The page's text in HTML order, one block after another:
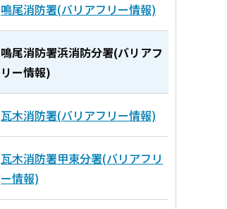
鳴尾消防署(バリアフリー情報)
鳴尾消防署浜消防分署(バリアフ
リー情報)
瓦木消防署(バリアフリー情報)
瓦木消防署甲東分署(バリアフリ
ー情報)